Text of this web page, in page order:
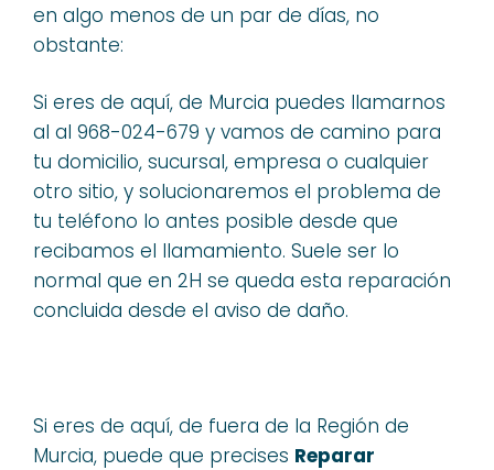
en algo menos de un par de días, no
obstante:
Si eres de aquí, de Murcia puedes llamarnos
al al 968-024-679 y vamos de camino para
tu domicilio, sucursal, empresa o cualquier
otro sitio, y solucionaremos el problema de
tu teléfono lo antes posible desde que
recibamos el llamamiento. Suele ser lo
normal que en 2H se queda esta reparación
concluida desde el aviso de daño.
Si eres de aquí, de fuera de la Región de
Murcia, puede que precises Reparar